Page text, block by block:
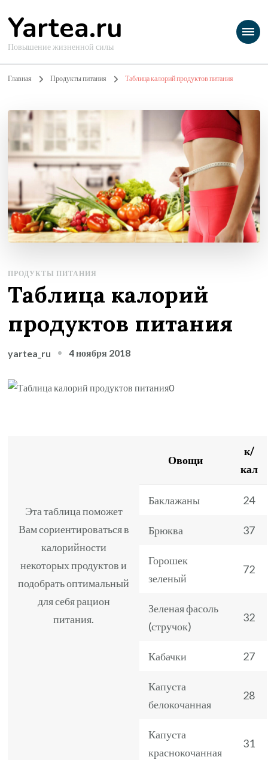
Yartea.ru
Повышение жизненной силы
Главная Продукты питания Таблица калорий продуктов питания
ПРОДУКТЫ ПИТАНИЯ
Таблица калорий
продуктов питания
yartea_ru 4 ноября 2018
Эта таблица поможет
Вам сориентироваться в
калорийности
некоторых продуктов и
подобрать оптимальный
для себя рацион
питания.
Овощи
к/
кал
Баклажаны 24
Брюква 37
Горошек
зеленый
72
Зеленая фасоль
(стручок)
32
Кабачки 27
Капуста
белокочанная
28
Капуста
краснокочанная
31